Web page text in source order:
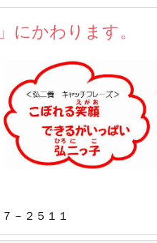
にかわります。
ッ
－２５１１